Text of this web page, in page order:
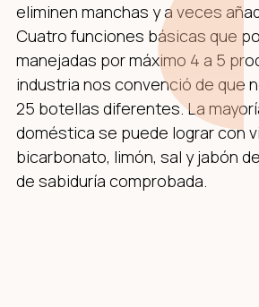
eliminen manchas y a veces
Cuatro funciones básicas que
manejadas por máximo 4 a 5
industria nos convenció de que
25 botellas diferentes. La
doméstica se puede lograr con
bicarbonato, limón, sal y jabón
de sabiduría comprobada.